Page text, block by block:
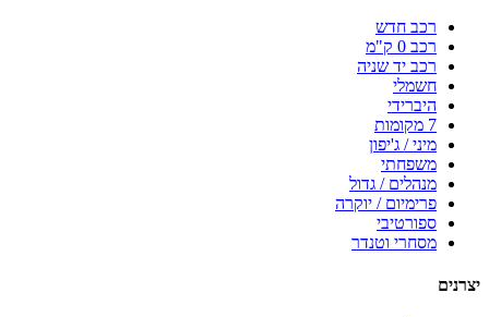
רכב חדש
רכב 0 ק"מ
רכב יד שניה
חשמלי
היברידי
7 מקומות
מיני / ג'יפון
משפחתי
מנהלים / גדול
פרימיום / יוקרה
ספורטיבי
מסחרי וטנדר
יצרנים